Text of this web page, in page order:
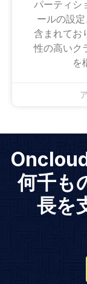
パーティシ
ールの設
含まれてお
性の高いク
を
何千も
長を